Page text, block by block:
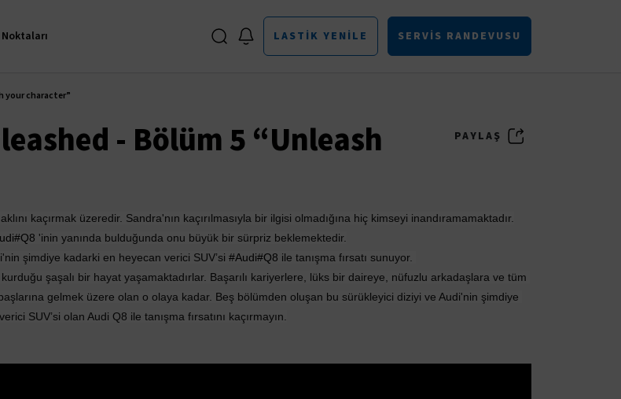
LASTIK YENILE SERVIS RANDEVUSU
your character”
- Bölüm 5 “Unleash
kaçırmak üzeredir. Sandra'nın kaçırılmasıyla bir ilgisi olmadığına hiç kimseyi inandıramamaktadır.
#Q8 'inin yanında bulduğunda onu büyük bir sürpriz beklemektedir.
şimdiye kadarki en heyecan verici SUV’si #Audi#Q8 ile tanışma fırsatı sunuyor.
şaşalı bir hayat yaşamaktadırlar. Başarılı kariyerlere, lüks bir daireye, nüfuzlu arkadaşlara ve tüm
gelmek üzere olan o olaya kadar. Beş bölümden oluşan bu sürükleyici diziyi ve Audi'nin şimdiye
SUV’si olan Audi Q8 ile tanışma fırsatını kaçırmayın.
PAYLAŞ